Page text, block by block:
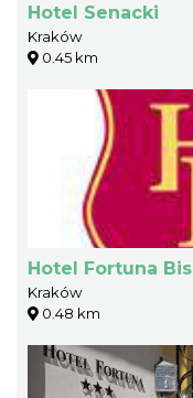
Hotel Senacki
Kraków
0.45 km
Hotel Fortuna Bis
Kraków
0.48 km